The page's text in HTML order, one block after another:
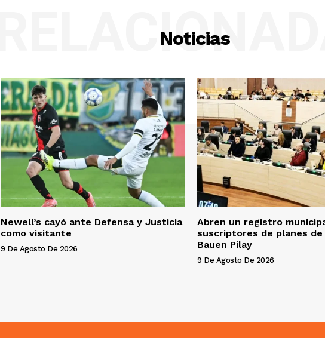
Noticias
Newell’s cayó ante Defensa y Justicia
como visitante
9 De Agosto De 2026
Abren un registro
suscriptores de planes de
Bauen Pilay
9 De Agosto De 2026